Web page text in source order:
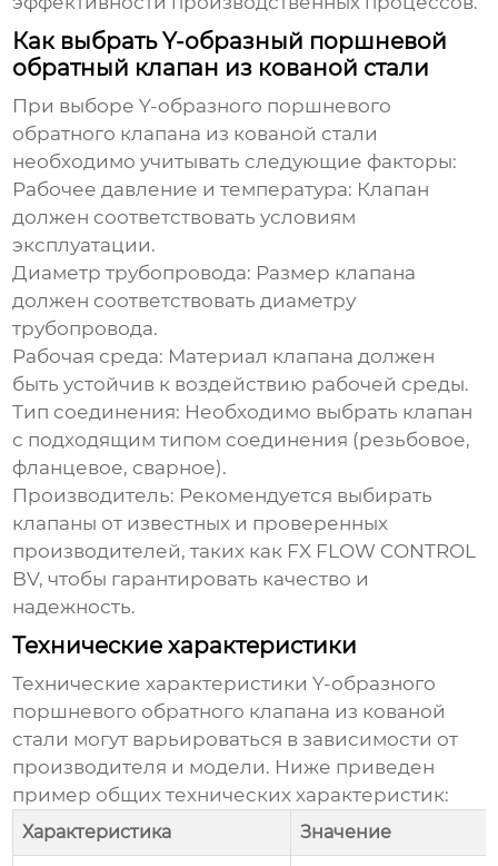
Как выбрать Y-образный поршневой
обратный клапан из кованой стали
При выбореY-образного поршневого
обратного клапана из кованой стали
необходимо учитывать следующие факторы:
Рабочее давление и температура: Клапан
должен соответствовать условиям
эксплуатации.
Диаметр трубопровода: Размер клапана
должен соответствовать диаметру
трубопровода.
Рабочая среда: Материал клапана должен
быть устойчив к воздействию рабочей среды.
Тип соединения: Необходимо выбрать клапан
с подходящим типом соединения (резьбовое,
фланцевое, сварное).
Производитель: Рекомендуется выбирать
клапаны от известных и проверенных
производителей, таких как FX FLOW CONTROL
BV, чтобы гарантировать качество и
надежность.
Технические характеристики
Технические характеристикиY-образного
поршневого обратного клапана из кованой
стали могут варьироваться в зависимости от
производителя и модели. Ниже приведен
пример общих технических характеристик:
Характеристика Значение